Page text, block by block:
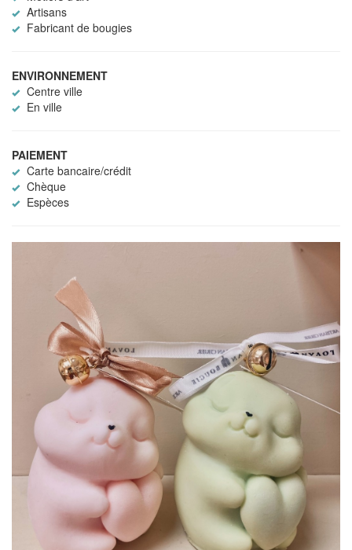
Artisans
Fabricant de bougies
ENVIRONNEMENT
Centre ville
En ville
PAIEMENT
Carte bancaire/crédit
Chèque
Espèces